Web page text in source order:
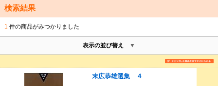
検索結果
1 件の商品がみつかりました
表示の並び替え
末広恭雄選集 ４